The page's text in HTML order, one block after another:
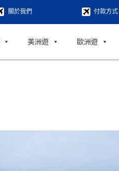
關於我們 付款方式
美洲遊 歐洲遊